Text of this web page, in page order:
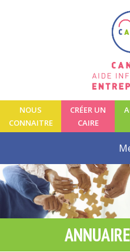
NOUS
CONNAITRE
CRÉER UN
CAIRE